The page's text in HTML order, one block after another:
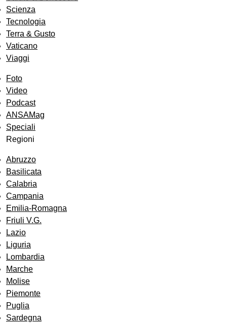
Scienza
Tecnologia
Terra & Gusto
Vaticano
Viaggi
Foto
Video
Podcast
ANSAMag
Speciali
Regioni
Abruzzo
Basilicata
Calabria
Campania
Emilia-Romagna
Friuli V.G.
Lazio
Liguria
Lombardia
Marche
Molise
Piemonte
Puglia
Sardegna